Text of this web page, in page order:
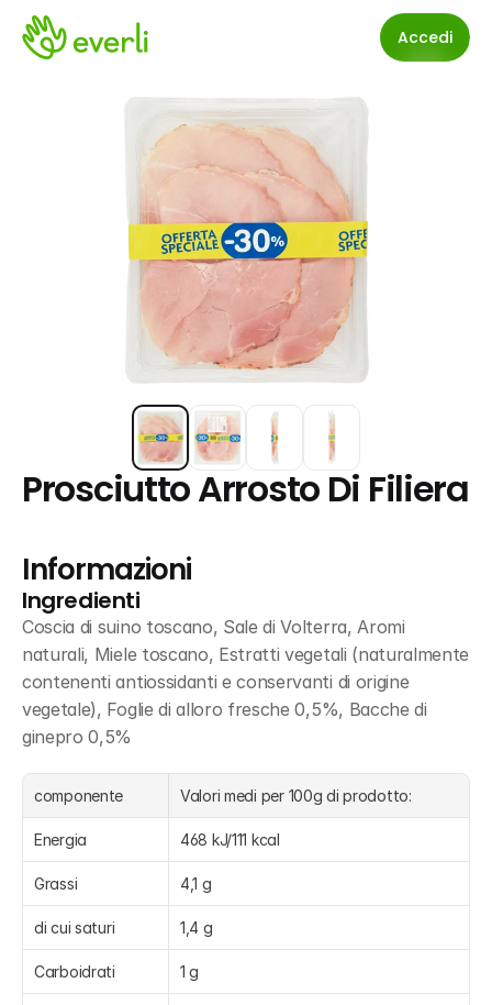
Accedi
Prosciutto Arrosto Di Filiera
Informazioni
Ingredienti
Coscia di suino toscano, Sale di Volterra, Aromi
naturali, Miele toscano, Estratti vegetali (naturalmente
contenenti antiossidanti e conservanti di origine
vegetale), Foglie di alloro fresche 0,5%, Bacche di
ginepro 0,5%
componente Valori medi per 100g di prodotto:
Energia 468 kJ/111 kcal
Grassi 4,1 g
di cui saturi 1,4 g
Carboidrati 1 g